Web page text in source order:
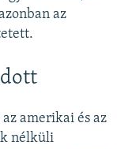
az
amerikai és az
nélküli